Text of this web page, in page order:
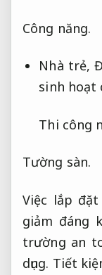
Công năng.
Nhà trẻ,
sinh hoạt
Thi công
Tường sàn.
Việc lắp
giảm đáng
trường an
dụng. Tiết